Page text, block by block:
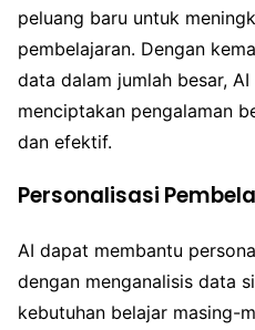
peluang baru untuk
pembelajaran. Dengan
data dalam jumlah besar,
menciptakan pengalaman
dan efektif.
Personalisasi
AI dapat membantu
dengan menganalisis data
kebutuhan belajar masing-